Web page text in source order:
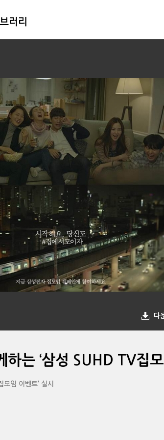
다
는 ‘삼성 SUHD TV집모
모임 이벤트’ 실시